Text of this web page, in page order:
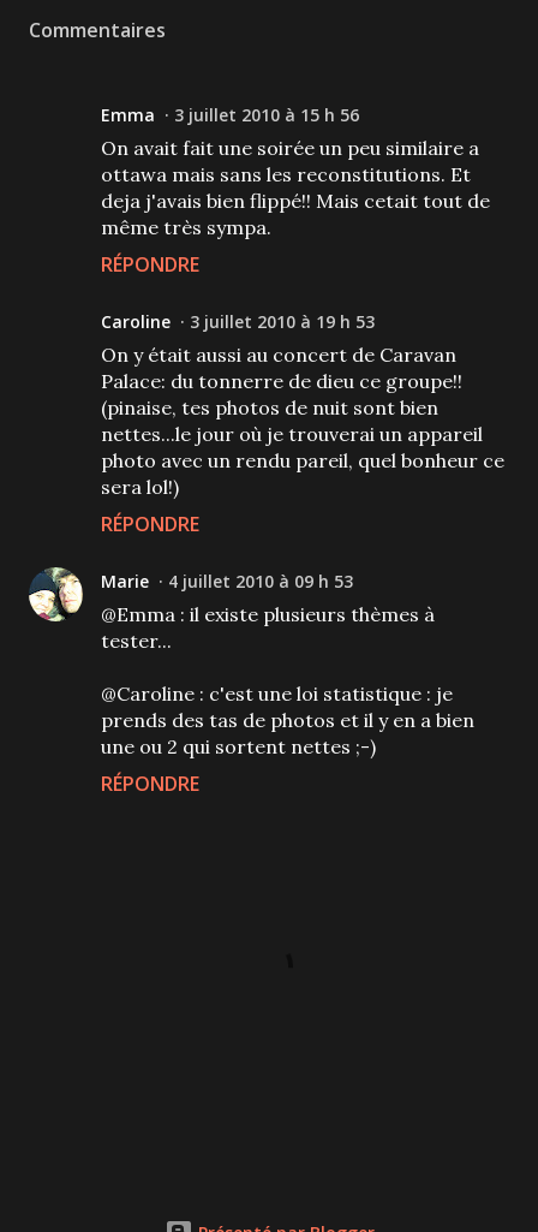
Commentaires
Emma 3 juillet 2010 à 15 h 56
On avait fait une soirée un peu similaire a
ottawa mais sans les reconstitutions. Et
deja j'avais bien flippé!! Mais cetait tout de
même très sympa.
RÉPONDRE
Caroline 3 juillet 2010 à 19 h 53
On y était aussi au concert de Caravan
Palace: du tonnerre de dieu ce groupe!!
(pinaise, tes photos de nuit sont bien
nettes...le jour où je trouverai un appareil
photo avec un rendu pareil, quel bonheur ce
sera lol!)
RÉPONDRE
Marie 4 juillet 2010 à 09 h 53
@Emma : il existe plusieurs thèmes à
tester...
@Caroline : c'est une loi statistique : je
prends des tas de photos et il y en a bien
une ou 2 qui sortent nettes ;-)
RÉPONDRE